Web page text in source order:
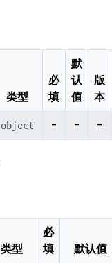
类型
必
填
默
认
值
版
本
object - - -
类型
必
填
默认值